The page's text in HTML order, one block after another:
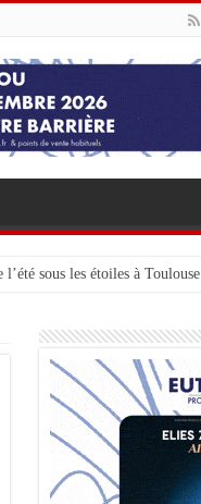
sous les étoiles à Toulouse